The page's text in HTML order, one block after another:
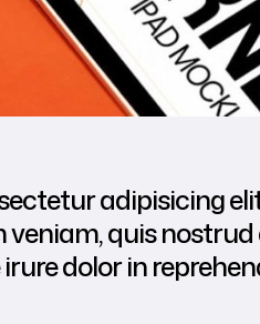
adipisicing
quis
dolor in